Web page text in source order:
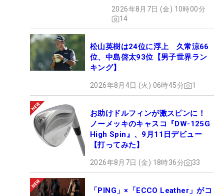
2026年8月7日 (金) 10時00分
14
松山英樹は24位に浮上 久常涼66
位、中島啓太93位【男子世界ラン
キング】
2026年8月4日 (火) 06時45分 1
お助けドルフィンが激スピンに！
ノーメッキのキャスコ『DW-125G
High Spin』、9月11日デビュー
【打ってみた】
2026年8月7日 (金) 18時36分 33
「PING」×「ECCO Leather」がコ